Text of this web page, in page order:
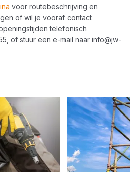
voor routebeschrijving en
of wil je vooraf contact
telefonisch
, of stuur een e-mail naar info@jw-